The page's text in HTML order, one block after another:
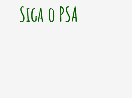
Siga o PSA